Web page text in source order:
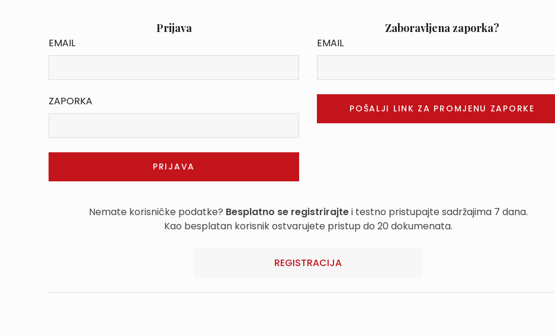
Prijava
EMAIL
ZAPORKA
Zaboravljena zaporka?
EMAIL
Nemate korisničke podatke? Besplatno se registrirajtei testno pristupajte sadržajima 7 dana.
Kao besplatan korisnik ostvarujete pristup do 20 dokumenata.
REGISTRACIJA